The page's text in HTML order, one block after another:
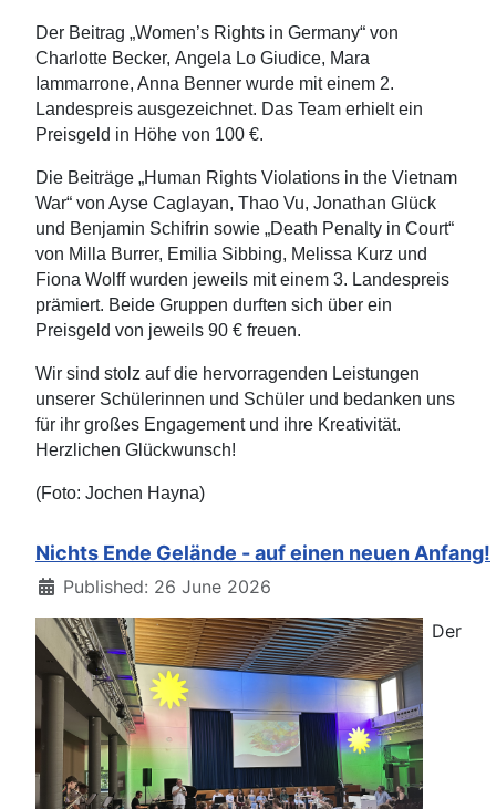
Der Beitrag „Women’s Rights in Germany“ von
Charlotte Becker, Angela Lo Giudice, Mara
Iammarrone, Anna Benner wurde mit einem 2.
Landespreis ausgezeichnet. Das Team erhielt ein
Preisgeld in Höhe von 100 €.
Die Beiträge „Human Rights Violations in the Vietnam
War“ von Ayse Caglayan, Thao Vu, Jonathan Glück
und Benjamin Schifrin sowie „Death Penalty in Court“
von Milla Burrer, Emilia Sibbing, Melissa Kurz und
Fiona Wolff wurden jeweils mit einem 3. Landespreis
prämiert. Beide Gruppen durften sich über ein
Preisgeld von jeweils 90 € freuen.
Wir sind stolz auf die hervorragenden Leistungen
unserer Schülerinnen und Schüler und bedanken uns
für ihr großes Engagement und ihre Kreativität.
Herzlichen Glückwunsch!
(Foto: Jochen Hayna)
Nichts Ende Gelände - auf einen neuen Anfang!
DetailsPublished: 26 June 2026
Der